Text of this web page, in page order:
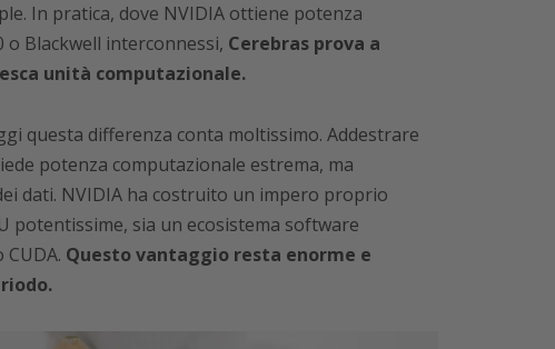
In pratica, dove NVIDIA ottiene potenza
Blackwell interconnessi, Cerebras prova a
unità computazionale.
questa differenza conta moltissimo. Addestrare
potenza computazionale estrema, ma
dati. NVIDIA ha costruito un impero proprio
potentissime, sia un ecosistema software
Questo vantaggio resta enorme e